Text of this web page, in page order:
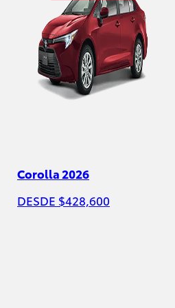
Corolla 2026
DESDE $428,600